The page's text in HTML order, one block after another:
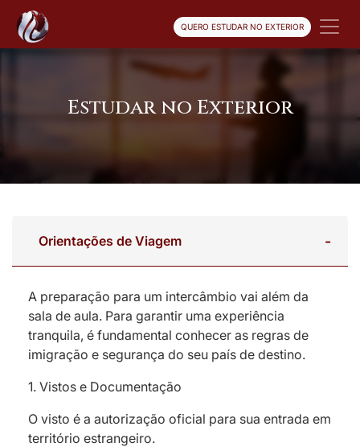
QUERO ESTUDAR NO EXTERIOR
Estudar no Exterior
Orientações de Viagem
A preparação para um intercâmbio vai além da
sala de aula. Para garantir uma experiência
tranquila, é fundamental conhecer as regras de
imigração e segurança do seu país de destino.
1. Vistos e Documentação
O visto é a autorização oficial para sua entrada em
território estrangeiro.